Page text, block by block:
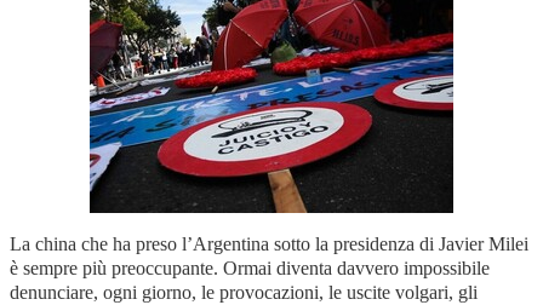
La china che ha preso l’Argentina sotto la presidenza di Javier Milei
è sempre più preoccupante. Ormai diventa davvero impossibile
denunciare, ogni giorno, le provocazioni, le uscite volgari, gli